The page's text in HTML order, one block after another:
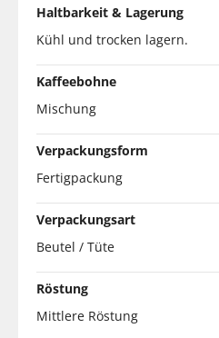
Haltbarkeit & Lagerung
Kühl und trocken lagern.
Kaffeebohne
Mischung
Verpackungsform
Fertigpackung
Verpackungsart
Beutel / Tüte
Röstung
Mittlere Röstung